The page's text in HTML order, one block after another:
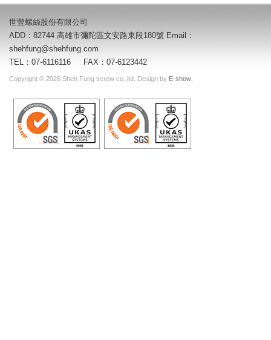
世豐螺絲股份有限公司
ADD：82744 高雄市彌陀區文安路東段180號 Email：
shehfung@shehfung.com
TEL：07-6116116 FAX：07-6123442
Copyright © 2026 Sheh Fung screw co.,ltd. Design by E-show